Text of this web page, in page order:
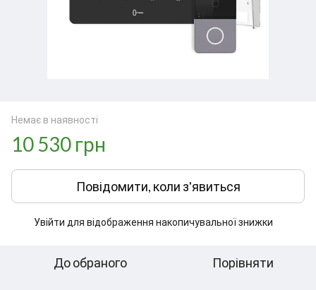
Немає в наявності
10 530 грн
Повідомити, коли з'явиться
Увійти для відображення накопичувальної знижки
До обраного Порівняти